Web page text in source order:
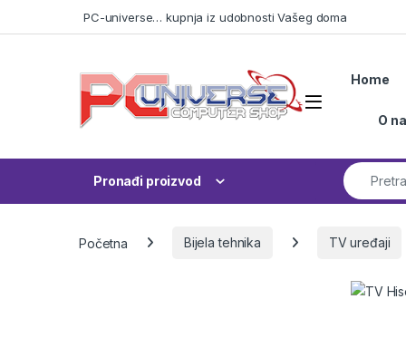
PC-universe… kupnja iz udobnosti Vašeg doma
Open
Home
O
Pronađi proizvod
Search for:
Početna Bijela tehnika TV uređaji